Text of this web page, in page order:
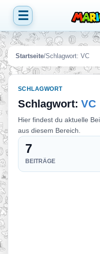
☰
Startseite/Schlagwort: VC
SCHLAGWORT
Schlagwort: VC
Hier findest du aktuelle
aus diesem Bereich.
7
BEITRÄGE